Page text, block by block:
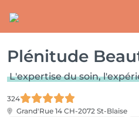
Plénitude
L'expertise du soin,
324
Grand'Rue 14 CH-2072 St-Blaise